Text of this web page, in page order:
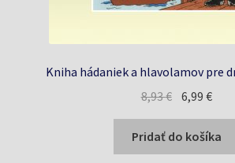
Kniha hádaniek a hlavolamov pre
8,93€ Pôvodná
bola:
8,93 €.
6,99€
je:
6,99
Pridať do košíka